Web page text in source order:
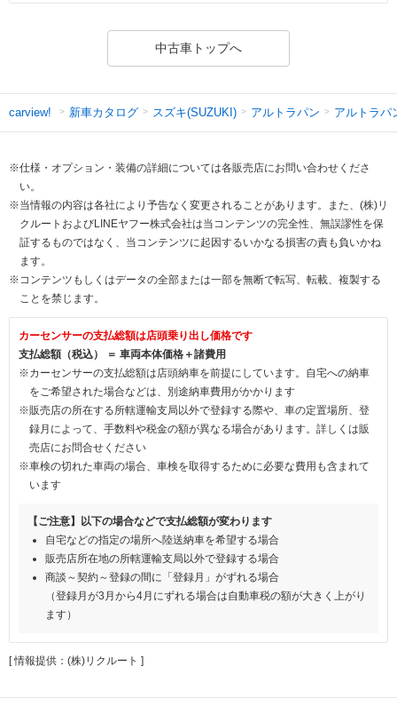
中古車トップへ
carview! 新車カタログ スズキ(SUZUKI) アルトラパン アルトラパ
※仕様・オプション・装備の詳細については各販売店にお問い合わせくださ
い。
※当情報の内容は各社により予告なく変更されることがあります。また、(株)リ
クルートおよびLINEヤフー株式会社は当コンテンツの完全性、無誤謬性を保
証するものではなく、当コンテンツに起因するいかなる損害の責も負いかね
ます。
※コンテンツもしくはデータの全部または一部を無断で転写、転載、複製する
ことを禁じます。
カーセンサーの支払総額は店頭乗り出し価格です
支払総額（税込） ＝ 車両本体価格＋諸費用
※カーセンサーの支払総額は店頭納車を前提にしています。自宅への納車
をご希望された場合などは、別途納車費用がかかります
※販売店の所在する所轄運輸支局以外で登録する際や、車の定置場所、登
録月によって、手数料や税金の額が異なる場合があります。詳しくは販
売店にお問合せください
※車検の切れた車両の場合、車検を取得するために必要な費用も含まれて
います
【ご注意】以下の場合などで支払総額が変わります
自宅などの指定の場所へ陸送納車を希望する場合
販売店所在地の所轄運輸支局以外で登録する場合
商談～契約～登録の間に「登録月」がずれる場合
（登録月が3月から4月にずれる場合は自動車税の額が大きく上がり
ます）
[ 情報提供：(株)リクルート ]